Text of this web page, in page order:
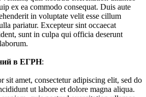
ex ea commodo consequat. Duis aute
in voluptate velit esse cillum
pariatur. Excepteur sint occaecat
sunt in culpa qui officia deserunt
в ЕГРН:
sit amet, consectetur adipiscing elit, sed do
ut labore et dolore magna aliqua.